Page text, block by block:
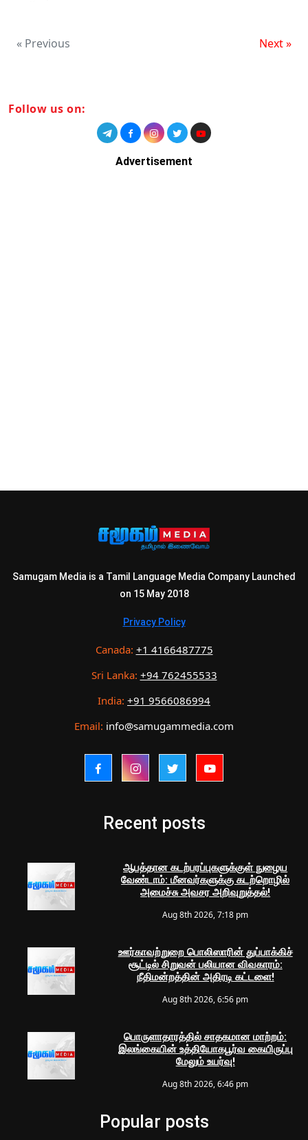
« Previous Next »
Follow us on:
Advertisement
Samugam Media is a Tamil Language Media Company Launched
on 15 May 2018
Privacy Policy
Canada: +1 4166487775
Sri Lanka: +94 762455533
India: +91 9566086994
Email: info@samugammedia.com
Recent posts
ஆபத்தான கடற்பரப்புகளுக்குள் நுழைய
வேண்டாம்: மீனவர்களுக்கு கடற்றொழில்
அமைச்சு அவசர அறிவுறுத்தல்!
Aug 8th 2026, 7:18 pm
ஊர்காவற்றுறை பொலிஸாரின் துப்பாக்கிச்
சூட்டில் சிறுவன் பலியான விவகாரம்:
நீதிமன்றத்தின் அதிரடி கட்டளை!
Aug 8th 2026, 6:56 pm
பொருளாதாரத்தில் சாதகமான மாற்றம்:
இலங்கையின் உத்தியோகபூர்வ கையிருப்பு
மேலும் உயர்வு!
Aug 8th 2026, 6:46 pm
Popular posts